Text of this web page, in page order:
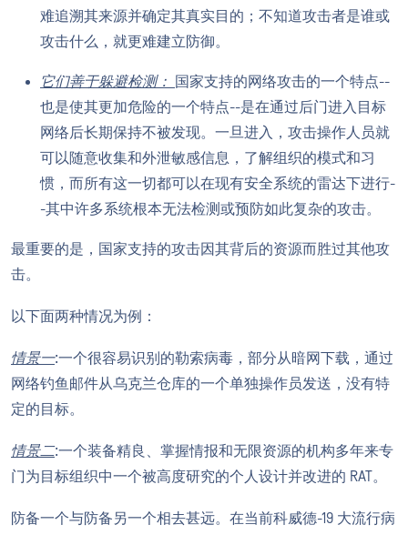
难追溯其来源并确定其真实目的；不知道攻击者是谁或
攻击什么，就更难建立防御。
它们善于躲避检测：
国家支持的网络攻击的一个特点--
也是使其更加危险的一个特点--是在通过后门进入目标
网络后长期保持不被发现。一旦进入，攻击操作人员就
可以随意收集和外泄敏感信息，了解组织的模式和习
惯，而所有这一切都可以在现有安全系统的雷达下进行-
-其中许多系统根本无法检测或预防如此复杂的攻击。
最重要的是，国家支持的攻击因其背后的资源而胜过其他攻
击。
以下面两种情况为例：
情景一:一个很容易识别的勒索病毒，部分从暗网下载，通过
网络钓鱼邮件从乌克兰仓库的一个单独操作员发送，没有特
定的目标。
情景二:一个装备精良、掌握情报和无限资源的机构多年来专
门为目标组织中一个被高度研究的个人设计并改进的 RAT。
防备一个与防备另一个相去甚远。在当前科威德-19 大流行病